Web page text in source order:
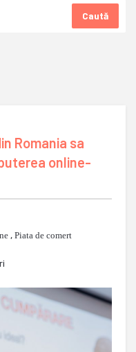
Caută
Romania sa
online-
, Piata de comert